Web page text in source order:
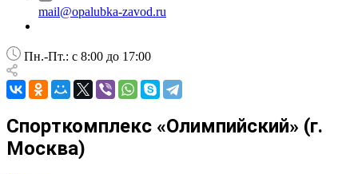
mail@opalubka-zavod.ru
Пн.-Пт.: с 8:00 до 17:00
Спорткомплекс «Олимпийский» (г.
Москва)